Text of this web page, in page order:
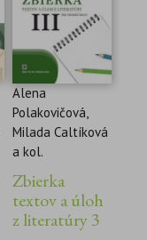
Alena
Polakovičová,
Milada Caltíková
a kol.
Zbierka
textov a úloh
z literatúry 3